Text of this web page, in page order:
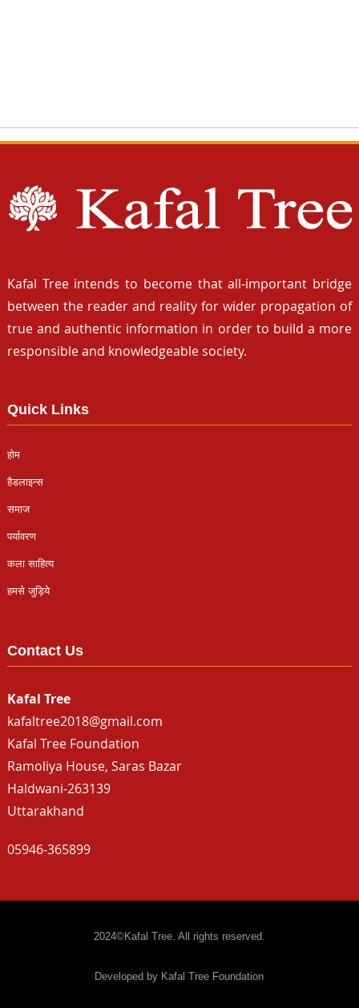
Kafal Tree intends to become that all-important bridge
between the reader and reality for wider propagation of
true and authentic information in order to build a more
responsible and knowledgeable society.
Quick Links
होम
हैडलाइन्स
समाज
पर्यावरण
कला साहित्य
हमसे जुड़िये
Contact Us
Kafal Tree
kafaltree2018@gmail.com
Kafal Tree Foundation
Ramoliya House, Saras Bazar
Haldwani-263139
Uttarakhand
05946-365899
2024©Kafal Tree. All rights reserved.
Developed by Kafal Tree Foundation